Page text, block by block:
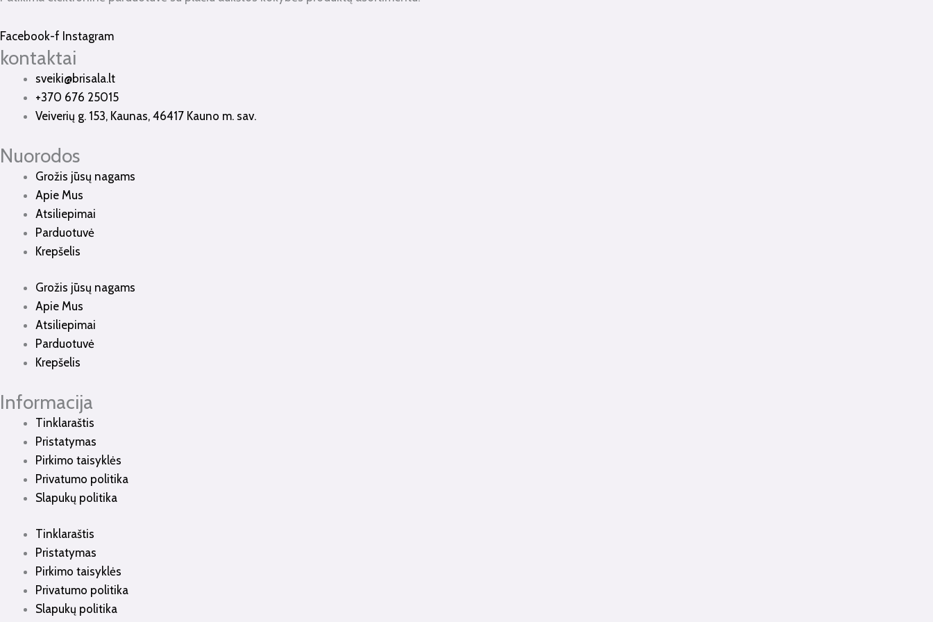
Facebook-f Instagram
kontaktai
sveiki@brisala.lt
+370 676 25015
Veiverių g. 153, Kaunas, 46417 Kauno m. sav.
Nuorodos
Grožis jūsų nagams
Apie Mus
Atsiliepimai
Parduotuvė
Krepšelis
Grožis jūsų nagams
Apie Mus
Atsiliepimai
Parduotuvė
Krepšelis
Informacija
Tinklaraštis
Pristatymas
Pirkimo taisyklės
Privatumo politika
Slapukų politika
Tinklaraštis
Pristatymas
Pirkimo taisyklės
Privatumo politika
Slapukų politika